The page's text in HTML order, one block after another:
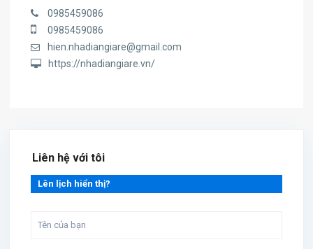
0985459086
0985459086
hien.nhadiangiare@gmail.com
https://nhadiangiare.vn/
Liên hệ với tôi
Lên lịch hiển thị?